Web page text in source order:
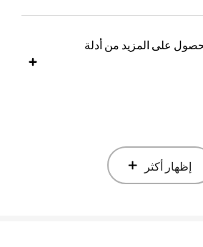
على المزيد من أدلة
إظهار أكثر